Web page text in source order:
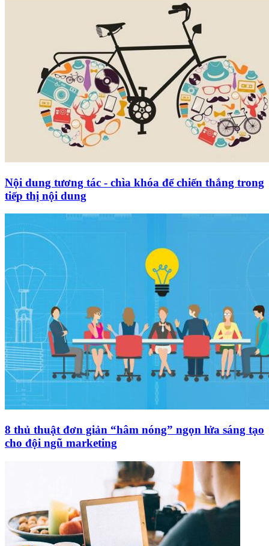
Nội dung tương tác - chìa khóa để chiến thắng trong
tiếp thị nội dung
8 thủ thuật đơn giản “hâm nóng” ngọn lửa sáng tạo
cho đội ngũ marketing